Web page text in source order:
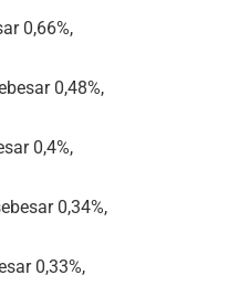
0,66%,
0,48%,
0,4%,
0,34%,
0,33%,